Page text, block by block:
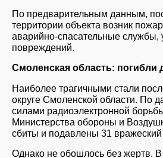
По предварительным данным,
территории объекта возник
аварийно-спасательные службы,
повреждений.
Смоленская область: погибли
Наиболее трагичными стали
округе Смоленской области. По
силами радиоэлектронной
Министерства обороны и
сбиты и подавлены 31
Однако не обошлось без жертв. В